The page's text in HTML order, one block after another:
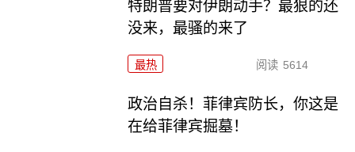
特朗普要对伊朗动手？最狠的还
没来，最骚的来了
最热 阅读 5614
政治自杀！菲律宾防长，你这是
在给菲律宾掘墓！